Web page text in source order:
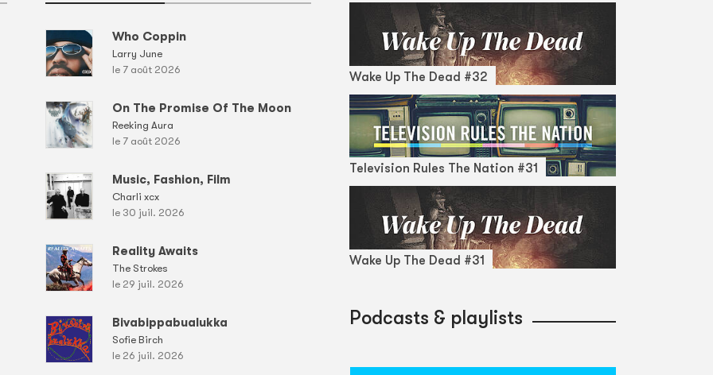
Who Coppin
Larry June
le 7 août 2026
On The Promise Of The Moon
Reeking Aura
le 7 août 2026
Music, Fashion, Film
Charli xcx
le 30 juil. 2026
Reality Awaits
The Strokes
le 29 juil. 2026
Bivabippabualukka
Sofie Birch
le 26 juil. 2026
Wake Up The Dead #32
Television Rules The Nation #31
Wake Up The Dead #31
Podcasts & playlists